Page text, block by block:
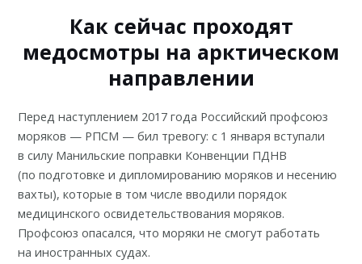
Как сейчас проходят
медосмотры на арктическом
направлении
Перед наступлением 2017 года Российский профсоюз
моряков — РПСМ —бил тревогу: с 1 января вступали
в силу Манильские поправки Конвенции ПДНВ
(по подготовке и дипломированию моряков и несению
вахты), которые в том числе вводили порядок
медицинского освидетельствования моряков.
Профсоюз опасался, что моряки не смогут работать
на иностранных судах.